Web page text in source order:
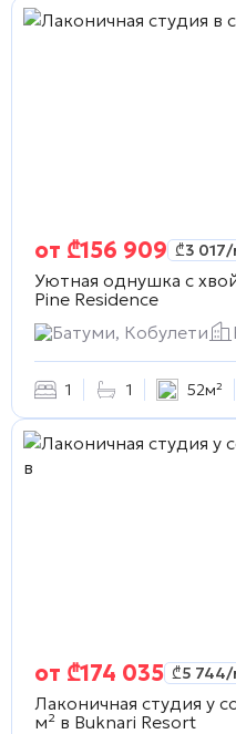
от ₾156 909 ₾3 017/
Уютная однушка с
Pine Residence
Батуми, Кобулети
1 1 52м²
от ₾174 035 ₾5 744/
Лаконичная студия у
м² в Buknari Resort